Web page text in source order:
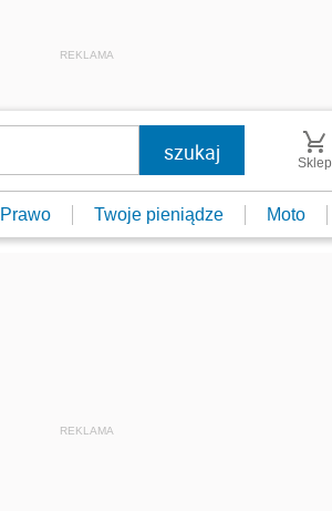
REKLAMA
Sklep
Prawo Twoje pieniądze Moto